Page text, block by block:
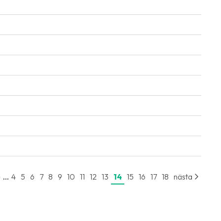
... 4 5 6 7 8 9 10 11 12 13 14 15 16 17 18 nästa